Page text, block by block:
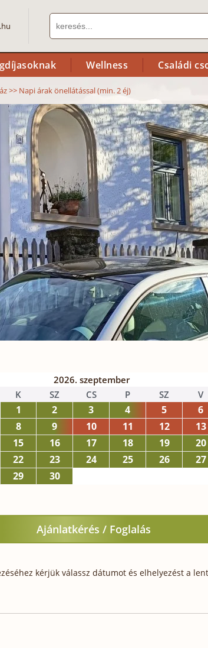
Wellness Családi
>> Napi árak önellátással (min. 2 éj)
2026. szeptember
K SZ CS P SZ V
1 2 3 4 5
6
8 9 10 11 12
13
15 16 17 18 19
20
22 23 24 25 26
27
29 30
Ajánlatkérés / Foglalás
kérjük válassz dátumot és elhelyezést a